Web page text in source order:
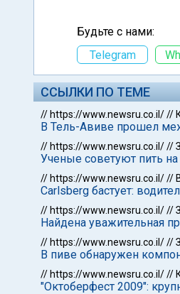
Будьте с нами:
Telegram
ССЫЛКИ ПО ТЕМЕ
// https://www.newsru.co.il///
В Тель-Авиве прошел
// https://www.newsru.co.il///
Ученые советуют пить
// https://www.newsru.co.il///
Carlsberg бастует:
// https://www.newsru.co.il///
Найдена уважительная
// https://www.newsru.co.il///
В пиве обнаружен
// https://www.newsru.co.il///
"Октоберфест 2009":